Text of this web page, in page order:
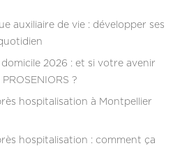
auxiliaire de vie : développer ses
2026 : et si votre avenir
?
hospitalisation à Montpellier
hospitalisation : comment ça